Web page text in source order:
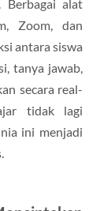
Berbagai alat
Zoom, dan
antara siswa
tanya jawab,
secara real-
tidak lagi
ini menjadi